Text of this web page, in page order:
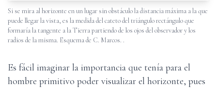
Si se mira al horizonte en un lugar sin obstáculo la distancia máxima a la que
puede llegar la vista, es la medida del cateto del triángulo rectángulo que
formaría la tangente a la Tierra partiendo de los ojos del observador y los
radios de la misma. Esquema de C. Marcos. .
Es fácil imaginar la importancia que tenía para el
hombre primitivo poder visualizar el horizonte, pues